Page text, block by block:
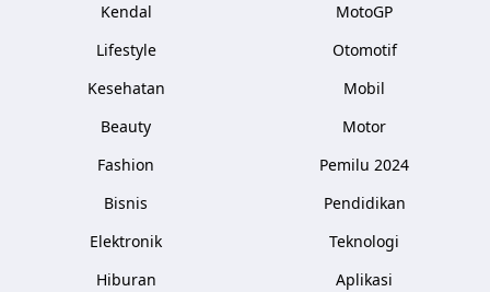
Kendal
Lifestyle
Kesehatan
Beauty
Fashion
Bisnis
Elektronik
Hiburan
MotoGP
Otomotif
Mobil
Motor
Pemilu 2024
Pendidikan
Teknologi
Aplikasi